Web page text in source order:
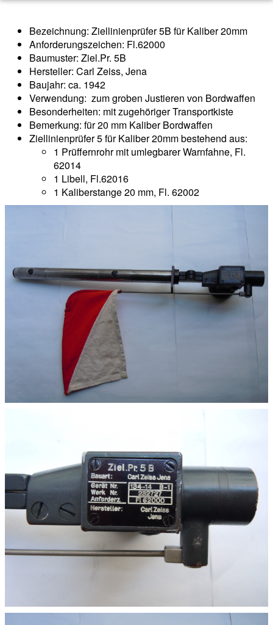
Bezeichnung: Ziellinienprüfer 5B für Kaliber 20mm
Anforderungszeichen: Fl.62000
Baumuster: Ziel.Pr. 5B
Hersteller: Carl Zeiss, Jena
Baujahr: ca. 1942
Verwendung: zum groben Justieren von Bordwaffen
Besonderheiten: mit zugehöriger Transportkiste
Bemerkung: für 20 mm Kaliber Bordwaffen
Ziellinienprüfer 5 für Kaliber 20mm bestehend aus:
1 Prüffernrohr mit umlegbarer Warnfahne, Fl.
62014
1 Libell, Fl.62016
1 Kaliberstange 20 mm, Fl. 62002